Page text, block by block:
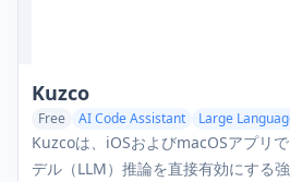
Kuzco
Free AI Code Assistant
Kuzcoは、iOSおよびmacOSアプリ
デル（LLM）推論を直接有効にする